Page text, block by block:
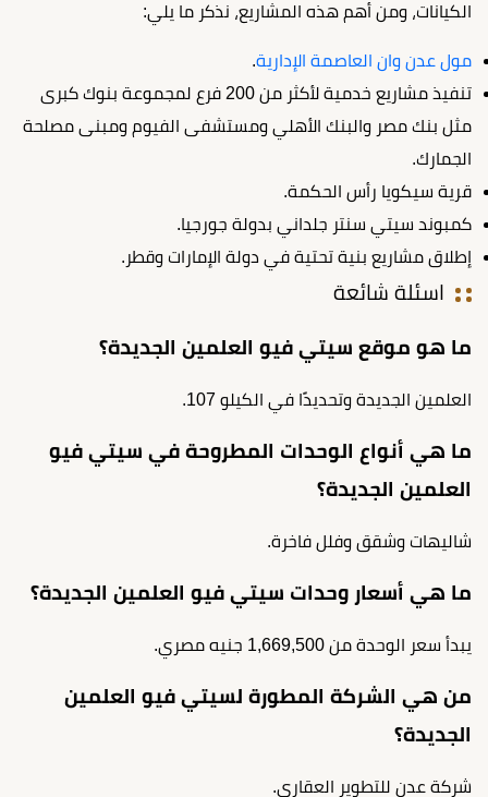
الكيانات، ومن أهم هذه المشاريع، نذكر ما يلي:
مول عدن وان العاصمة الإدارية.
تنفيذ مشاريع خدمية لأكثر من 200 فرع لمجموعة بنوك كبرى
مثل بنك مصر والبنك الأهلي ومستشفى الفيوم ومبنى مصلحة
الجمارك.
قرية سيكويا رأس الحكمة.
كمبوند سيتي سنتر جلداني بدولة جورجيا.
إطلاق مشاريع بنية تحتية في دولة الإمارات وقطر.
اسئلة شائعة
ما هو موقع سيتي فيو العلمين الجديدة؟
العلمين الجديدة وتحديدًا في الكيلو 107.
ما هي أنواع الوحدات المطروحة في سيتي فيو
العلمين الجديدة؟
شاليهات وشقق وفلل فاخرة.
ما هي أسعار وحدات سيتي فيو العلمين الجديدة؟
يبدأ سعر الوحدة من 1,669,500 جنيه مصري.
من هي الشركة المطورة لسيتي فيو العلمين
الجديدة؟
شركة عدن للتطوير العقاري.